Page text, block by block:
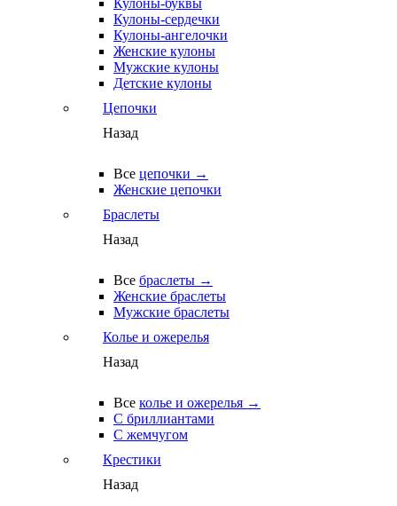
Кулоны-буквы
Кулоны-сердечки
Кулоны-ангелочки
Женские кулоны
Мужские кулоны
Детские кулоны
Цепочки
Назад
Все цепочки →
Женские цепочки
Браслеты
Назад
Все браслеты →
Женские браслеты
Мужские браслеты
Колье и ожерелья
Назад
Все колье и ожерелья →
С бриллиантами
С жемчугом
Крестики
Назад